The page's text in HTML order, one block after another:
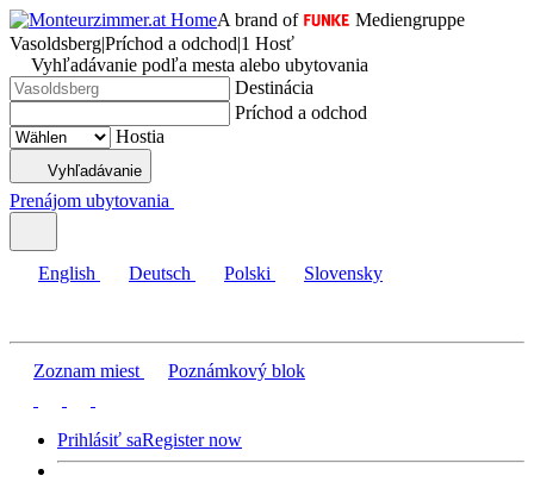
A brand of
Mediengruppe
Vasoldsberg|Príchod a odchod|1 Hosť
Vyhľadávanie podľa mesta alebo ubytovania
Destinácia
Príchod a odchod
Hostia
Vyhľadávanie
Prenájom ubytovania
English Deutsch Polski Slovensky
Zoznam miest Poznámkový blok
Prihlásiť saRegister now